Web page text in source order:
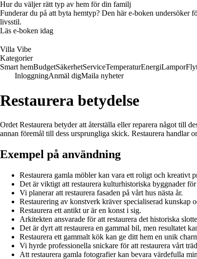
Hur du väljer rätt typ av hem för din familj
Funderar du på att byta hemtyp? Den här e-boken undersöker
livsstil.
Läs e-boken idag
Villa Vibe
Kategorier
Smart hemBudgetSäkerhetServiceTemperaturEnergiLampor
InloggningAnmäl digMaila nyheter
Restaurera betydelse
Ordet Restaurera betyder att återställa eller reparera något till
annan föremål till dess ursprungliga skick. Restaurera handlar
Exempel på användning
Restaurera gamla möbler kan vara ett roligt och kreativt
Det är viktigt att restaurera kulturhistoriska byggnader
Vi planerar att restaurera fasaden på vårt hus nästa år.
Restaurering av konstverk kräver specialiserad kunskap
Restaurera ett antikt ur är en konst i sig.
Arkitekten ansvarade för att restaurera det historiska
Det är dyrt att restaurera en gammal bil, men resultatet
Restaurera ett gammalt kök kan ge ditt hem en unik
Vi hyrde professionella snickare för att restaurera vårt
Att restaurera gamla fotografier kan bevara värdefulla